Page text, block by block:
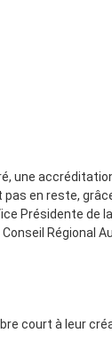
une
en reste,
Présidente de
Régional
court à leur